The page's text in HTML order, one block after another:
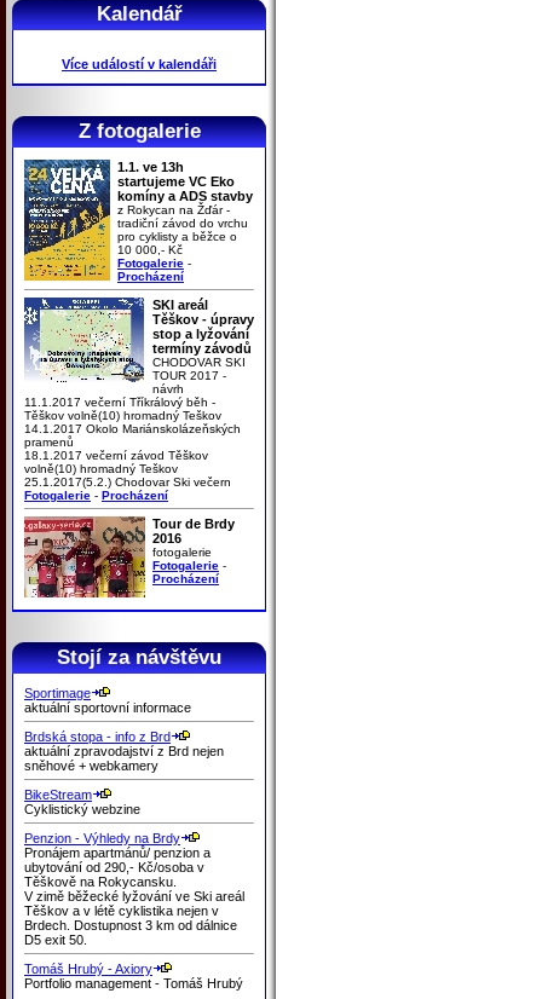
Kalendář
Více událostí v kalendáři
Z fotogalerie
1.1. ve 13h
startujeme VC Eko
komíny a ADS stavby
z Rokycan na Žďár -
tradiční závod do vrchu
pro cyklisty a běžce o
10 000,- Kč
Fotogalerie -
Procházení
SKI areál
Těškov - úpravy
stop a lyžování
termíny závodů
CHODOVAR SKI
TOUR 2017 -
návrh
11.1.2017 večerní Tříkrálový běh -
Těškov volně(10) hromadný Teškov
14.1.2017 Okolo Mariánskolázeňských
pramenů
18.1.2017 večerní závod Těškov
volně(10) hromadný Teškov
25.1.2017(5.2.) Chodovar Ski večern
Fotogalerie - Procházení
Tour de Brdy
2016
fotogalerie
Fotogalerie -
Procházení
Stojí za návštěvu
Sportimage
aktuální sportovní informace
Brdská stopa - info z Brd
aktuální zpravodajství z Brd nejen
sněhové + webkamery
BikeStream
Cyklistický webzine
Penzion - Výhledy na Brdy
Pronájem apartmánů/ penzion a
ubytování od 290,- Kč/osoba v
Těškově na Rokycansku.
V zimě běžecké lyžování ve Ski areál
Těškov a v létě cyklistika nejen v
Brdech. Dostupnost 3 km od dálnice
D5 exit 50.
Tomáš Hrubý - Axiory
Portfolio management - Tomáš Hrubý